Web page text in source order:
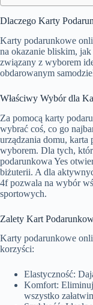
Dlaczego Karty
Karty podarunkowe
na okazanie bliskim,
związany z wyborem
obdarowanym
Właściwy Wybór dla
Za pomocą karty
wybrać coś, co go
urządzania domu, karta
wyborem. Dla tych,
podarunkowa Yes
biżuterii. A dla
4fpozwala na wybór
sportowych.
Zalety Kart
Karty podarunkowe
korzyści:
Elastyczność:
Komfort:
wszystko